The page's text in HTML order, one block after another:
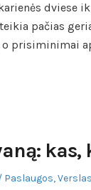
dviese
pačias
prisiminimai
kas,
Posted
Paslaugos,Verslas